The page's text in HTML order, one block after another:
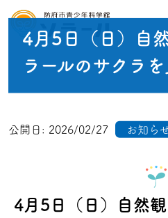
4月5日（日）自
ラールのサクラを
公開日: 2026/02/27 お知ら
4月5日（日）自然